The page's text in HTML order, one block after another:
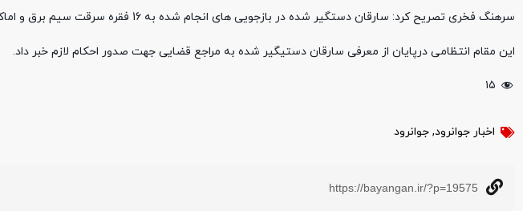
سرهنگ فخری تصریح کرد: سارقان دستگیر شده در بازجویی های انجام شده به 16 فقره سرقت سیم برق و اماکن خصوصی در شهر جوانرود اعتراف کردند.
این مقام انتظامی درپایان از معرفی سارقان دستیگیر شده به مراجع قضایی جهت صدور احکام لازم خبر داد.
۱۵
اخبار جوانرود, جوانرود
https://bayangan.ir/?p=19575